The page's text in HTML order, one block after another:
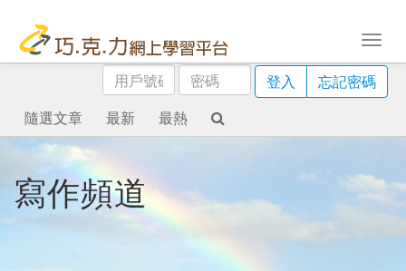
用
戶
號
碼
密
碼
登入
忘記密碼
隨選文章
最新 最熱
寫作頻道